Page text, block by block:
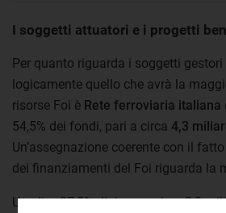
I soggetti attuatori e i progetti
Per quanto riguarda i soggetti gestori
logicamente quello che avrà la
risorse Foi è Rete ferroviaria italiana
54,5% dei fondi, pari a circa 4,3
Un’assegnazione coerente con il
dei finanziamenti del Foi riguarda la
Un altro 27,5% di risorse, circa 2,2